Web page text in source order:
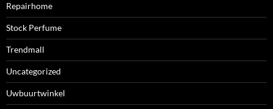
Repairhome
Stock Perfume
Trendmall
Uncategorized
Uwbuurtwinkel